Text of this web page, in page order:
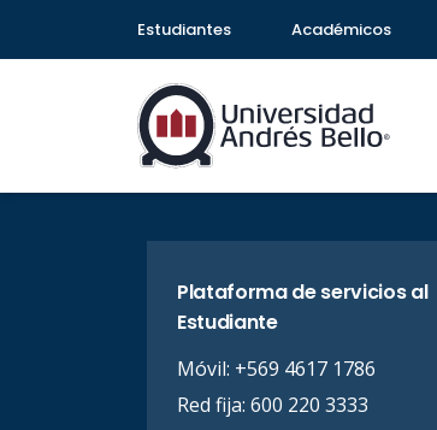
Estudiantes Académicos